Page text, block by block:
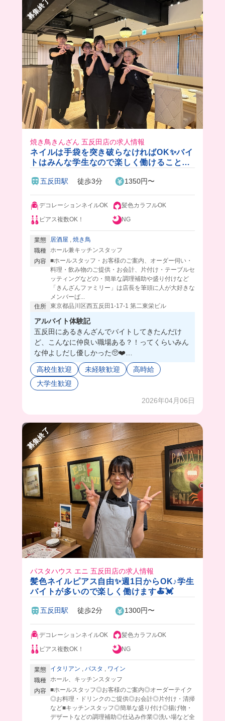
募集終了
焼き鳥きんざん 五反田店の求人情報
ネイルは手袋を突き破らなければOK✨バイ
トはみんな学生なので楽しく働けること間
五反田駅 徒歩3分 1350円〜
デコレーションネイルOK
髪色カラフルOK
ピアス複数OK！
NG
業態 居酒屋
焼き鳥
職種
ホール兼キッチンスタッフ
内容 ■ホールスタッフ・お客様のご案内、オーダー伺い・
料理・飲み物のご提供・お会計、片付け・テーブルセ
ッティングなどの・簡単な調理補助や盛り付けなど
「きんざんファミリー」は店長を筆頭に人が大好きな
メンバーば...
住所 東京都品川区西五反田1-17-1 第二東栄ビル
アルバイト体験記
五反田にあるきんざんでバイトしてきたんだけ
ど、こんなに仲良い職場ある？！ってくらいみん
な仲よしだし優しかった🥺❤️
みんなが楽しそうに働ける環境って店長の人柄で
左右される部分もあるよね🙂‍↕️
ここの店長さんは年齢も若いしノリも良いから初
高校生歓迎 未経験歓迎
高時給
大学生歓迎
2026年04月06日
募集終了
パスタハウス エニ 五反田店の求人情報
髪色ネイルピアス自由✨週1日からOK♪学生
バイトが多いので楽しく働けます🍝💓
五反田駅 徒歩2分 1300円〜
デコレーションネイルOK
髪色カラフルOK
ピアス複数OK！
NG
業態 イタリアン , パスタ , ワイン
職種 ホール、キッチンスタッフ
内容 ■ホールスタッフ◎お客様のご案内◎オーダーテイク
◎お料理・ドリンクのご提供◎お会計◎片付け・清掃
など■キッチンスタッフ◎簡単な盛り付け◎揚げ物・
デザートなどの調理補助◎仕込み作業◎洗い場など全